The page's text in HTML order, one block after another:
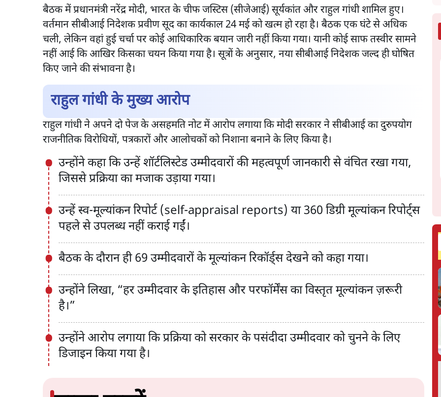
बैठक में प्रधानमंत्री नरेंद्र मोदी, भारत के चीफ जस्टिस (सीजेआई) सूर्यकांत और राहुल गांधी शामिल हुए।
वर्तमान सीबीआई निदेशक प्रवीण सूद का कार्यकाल 24 मई को खत्म हो रहा है। बैठक एक घंटे से अधिक
चली, लेकिन वहां हुई चर्चा पर कोई आधिकारिक बयान जारी नहीं किया गया। यानी कोई साफ तस्वीर सामने
नहीं आई कि आखिर किसका चयन किया गया है। सूत्रों के अनुसार, नया सीबीआई निदेशक जल्द ही घोषित
किए जाने की संभावना है।
राहुल गांधी के मुख्य आरोप
राहुल गांधी ने अपने दो पेज के असहमति नोट में आरोप लगाया कि मोदी सरकार ने सीबीआई का दुरुपयोग
राजनीतिक विरोधियों, पत्रकारों और आलोचकों को निशाना बनाने के लिए किया है।
उन्होंने कहा कि उन्हें शॉर्टलिस्टेड उम्मीदवारों की महत्वपूर्ण जानकारी से वंचित रखा गया,
जिससे प्रक्रिया का मजाक उड़ाया गया।
उन्हें स्व-मूल्यांकन रिपोर्ट (self-appraisal reports) या 360 डिग्री मूल्यांकन रिपोर्ट्स
पहले से उपलब्ध नहीं कराई गईं।
बैठक के दौरान ही 69 उम्मीदवारों के मूल्यांकन रिकॉर्ड्स देखने को कहा गया।
उन्होंने लिखा, “हर उम्मीदवार के इतिहास और परफॉर्मेंस का विस्तृत मूल्यांकन ज़रूरी
है।”
उन्होंने आरोप लगाया कि प्रक्रिया को सरकार के पसंदीदा उम्मीदवार को चुनने के लिए
डिजाइन किया गया है।